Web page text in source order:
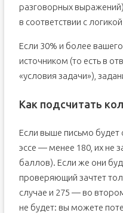
разговорных
в соответствии с
Если 30% и более
источником (то есть в
«условия задачи»),
Как подсчитать
Если выше письмо будет
эссе — менее 180, их не
баллов). Если же они
проверяющий зачтет
случае и 275 — во
не будет: вы можете